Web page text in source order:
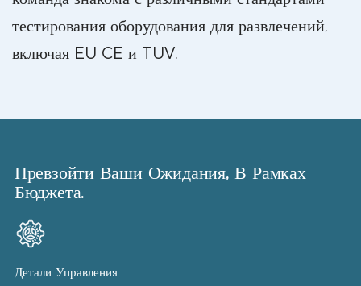
тестирования оборудования для развлечений,
включая EU CE и TUV.
Превзойти Ваши Ожидания, В Рамках
Бюджета.
Детали Управления